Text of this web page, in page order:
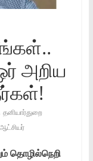
அறிய
தனியார்துறை
தொழில்நெறி